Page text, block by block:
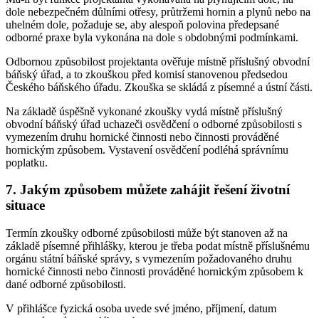
dole nebezpečném důlními otřesy, průtržemi hornin a plynů nebo na
uhelném dole, požaduje se, aby alespoň polovina předepsané
odborné praxe byla vykonána na dole s obdobnými podmínkami.
Odbornou způsobilost projektanta ověřuje místně příslušný obvodní
báňský úřad, a to zkouškou před komisí stanovenou předsedou
Českého báňského úřadu. Zkouška se skládá z písemné a ústní části.
Na základě úspěšně vykonané zkoušky vydá místně příslušný
obvodní báňský úřad uchazeči osvědčení o odborné způsobilosti s
vymezením druhu hornické činnosti nebo činnosti prováděné
hornickým způsobem. Vystavení osvědčení podléhá správnímu
poplatku.
7. Jakým způsobem můžete zahájit řešení životní
situace
Termín zkoušky odborné způsobilosti může být stanoven až na
základě písemné přihlášky, kterou je třeba podat místně příslušnému
orgánu státní báňské správy, s vymezením požadovaného druhu
hornické činnosti nebo činnosti prováděné hornickým způsobem k
dané odborné způsobilosti.
V přihlášce fyzická osoba uvede své jméno, příjmení, datum